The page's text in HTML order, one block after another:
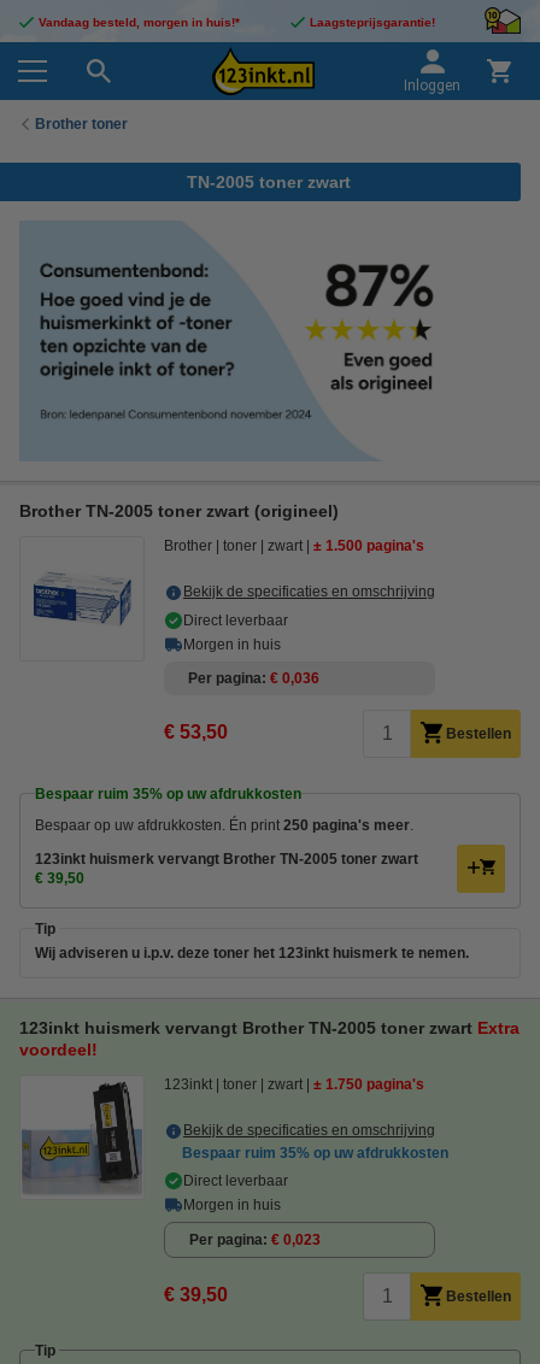
Vandaag besteld, morgen in huis!* Laagsteprijsgarantie!
Inloggen
Brother toner
TN-2005 toner zwart
Brother TN-2005 toner zwart (origineel)
Brother toner zwart ± 1.500 pagina's
Bekijk de specificaties en omschrijving
Direct leverbaar
Morgen in huis
Per pagina € 0,036
€ 53,50 Bestellen
Bespaar ruim 35% op uw afdrukkosten
Bespaar op uw afdrukkosten. Én print 250 pagina's meer.
123inkt huismerk vervangt Brother TN-2005 toner zwart
€ 39,50
Tip
Wij adviseren u i.p.v. deze toner het 123inkt huismerk te nemen.
123inkt huismerk vervangt Brother TN-2005 toner zwart Extra
voordeel!
123inkt toner zwart ± 1.750 pagina's
Bekijk de specificaties en omschrijving
Bespaar ruim 35% op uw afdrukkosten
Direct leverbaar
Morgen in huis
Per pagina € 0,023
€ 39,50 Bestellen
Tip